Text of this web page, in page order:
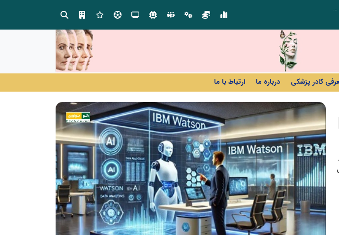
طرحواره های فعال شده در پساجنگ؛ هشدار دکتر یاراحمد: مراقب اخبار زرد و واکنش های هیجانی باشید
کادر پزشکی درباره ما ارتباط با ما